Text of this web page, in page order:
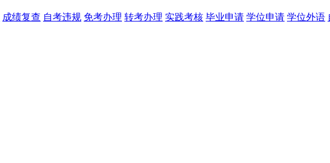
成绩复查 自考违规 免考办理 转考办理 实践考核 毕业申请 学位申请 学位外语